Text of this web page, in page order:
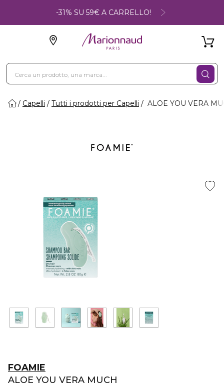
-31% SU 59€ A CARRELLO!
Capelli Tutti i prodotti per Capelli ALOE YOU VERA
FOAMIE
ALOE YOU VERA MUCH